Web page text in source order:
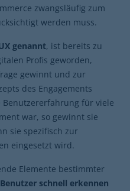
zwangsläufig zum
werden muss.
genannt, ist bereits zu
Profis geworden,
gewinnt und zur
des Engagements
für viele
war, so gewinnt sie
sie spezifisch zur
eingesetzt wird.
Elemente bestimmter
schnell erkennen